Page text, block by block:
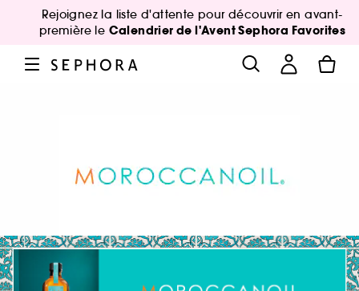
Rejoignez la liste d'attente pour découvrir en avant-
première le Calendrier de l'Avent Sephora Favorites